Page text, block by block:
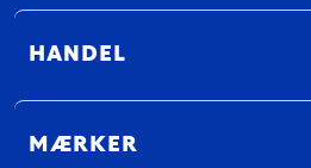
HANDEL
MÆRKER